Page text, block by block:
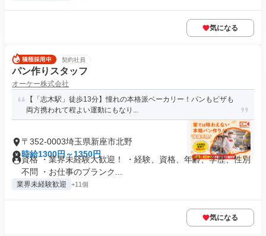
気になる
契約社員
パン作りスタッフ
オーケー株式会社
【「志木駅」徒歩13分】憧れの本格派ベーカリー！パンもピザも
両方携われて程よい運動にもなり...
〒352-0003埼玉県新座市北野
時給1300円～1350円
資格 ・業界未経験大歓迎！ ・経験、資格、年齢、学歴、性別
不問 ・お仕事のブランク...
業界未経験歓迎 +11個
気になる